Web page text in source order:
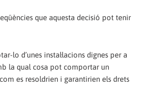
que aquesta decisió pot tenir
lo d’unes instal·lacions dignes per a
la qual cosa pot comportar un
es resoldrien i garantirien els drets